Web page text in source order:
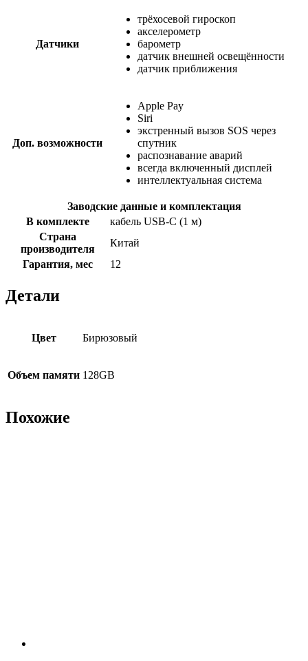
Датчики
трёхосевой гироскоп
акселерометр
барометр
датчик внешней освещённости
датчик приближения
Доп. возможности
Apple Pay
Siri
экстренный вызов SOS через
спутник
распознавание аварий
всегда включенный дисплей
интеллектуальная система
Заводские данные и комплектация
В комплекте
кабель USB-С (1 м)
Страна
производителя
Китай
Гарантия, мес
12
Детали
Цвет Бирюзовый
Объем памяти 128GB
Похожие